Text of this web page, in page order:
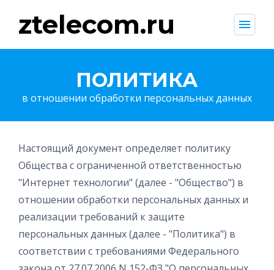
ztelecom.ru menu
ПОЛИТИКА
в отношении обработки персональных данных
Настоящий документ определяет политику
Общества с ограниченной ответственностью
"Интернет технологии" (далее - "Общество") в
отношении обработки персональных данных и
реализации требований к защите
персональных данных (далее - "Политика") в
соответствии с требованиями Федерального